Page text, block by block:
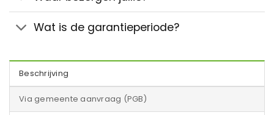
Wat is de garantieperiode?
Beschrijving
Via gemeente aanvraag (PGB)